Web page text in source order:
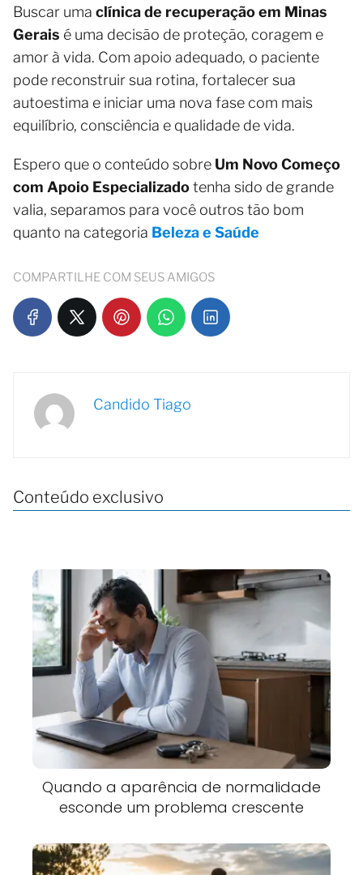
Buscar uma clínica de recuperação em Minas
Gerais é uma decisão de proteção, coragem e
amor à vida. Com apoio adequado, o paciente
pode reconstruir sua rotina, fortalecer sua
autoestima e iniciar uma nova fase com mais
equilíbrio, consciência e qualidade de vida.
Espero que o conteúdo sobre Um Novo Começo
com Apoio Especializadotenha sido de grande
valia, separamos para você outros tão bom
quanto na categoria Beleza e Saúde
COMPARTILHE COM SEUS AMIGOS
Candido Tiago
Conteúdo exclusivo
Quando a aparência de normalidade
esconde um problema crescente